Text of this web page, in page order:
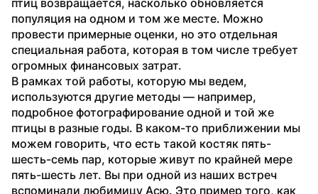
популяция на одном и том же месте. Можно
провести примерные оценки, но это отдельная
специальная работа, которая в том числе требует
огромных финансовых затрат.
В рамках той работы, которую мы ведем,
используются другие методы — например,
подробное фотографирование одной и той же
птицы в разные годы. В каком-то приближении мы
можем говорить, что есть такой костяк пять-
шесть-семь пар, которые живут по крайней мере
пять-шесть лет. Вы при одной из наших встреч
вспоминали любимицу Асю. Это пример того, как